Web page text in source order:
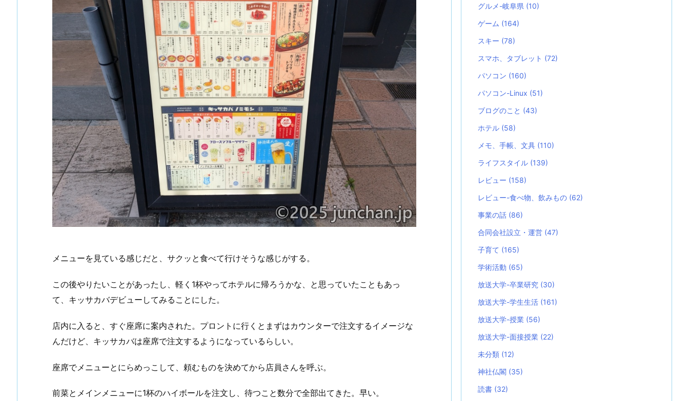
メニューを見ている感じだと、サクッと食べて行けそうな感じがする。
この後やりたいことがあったし、軽く1杯やってホテルに帰ろうかな、と思っていたこともあっ
て、キッサカバデビューしてみることにした。
店内に入ると、すぐ座席に案内された。プロントに行くとまずはカウンターで注文するイメージな
んだけど、キッサカバは座席で注文するようになっているらしい。
座席でメニューとにらめっこして、頼むものを決めてから店員さんを呼ぶ。
前菜とメインメニューに1杯のハイボールを注文し、待つこと数分で全部出てきた。早い。
グルメ-岐阜県 (10)
ゲーム (164)
スキー (78)
スマホ、タブレット (72)
パソコン (160)
パソコン-Linux (51)
ブログのこと (43)
ホテル (58)
メモ、手帳、文具 (110)
ライフスタイル (139)
レビュー (158)
レビュー-食べ物、飲みもの (62)
事業の話 (86)
合同会社設立・運営 (47)
子育て (165)
学術活動 (65)
放送大学-卒業研究 (30)
放送大学-学生生活 (161)
放送大学-授業 (56)
放送大学-面接授業 (22)
未分類 (12)
神社仏閣 (35)
読書 (32)